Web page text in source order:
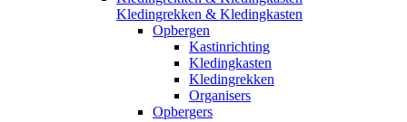
Kledingrekken & Kledingkasten
Opbergen
Kastinrichting
Kledingkasten
Kledingrekken
Organisers
Opbergers